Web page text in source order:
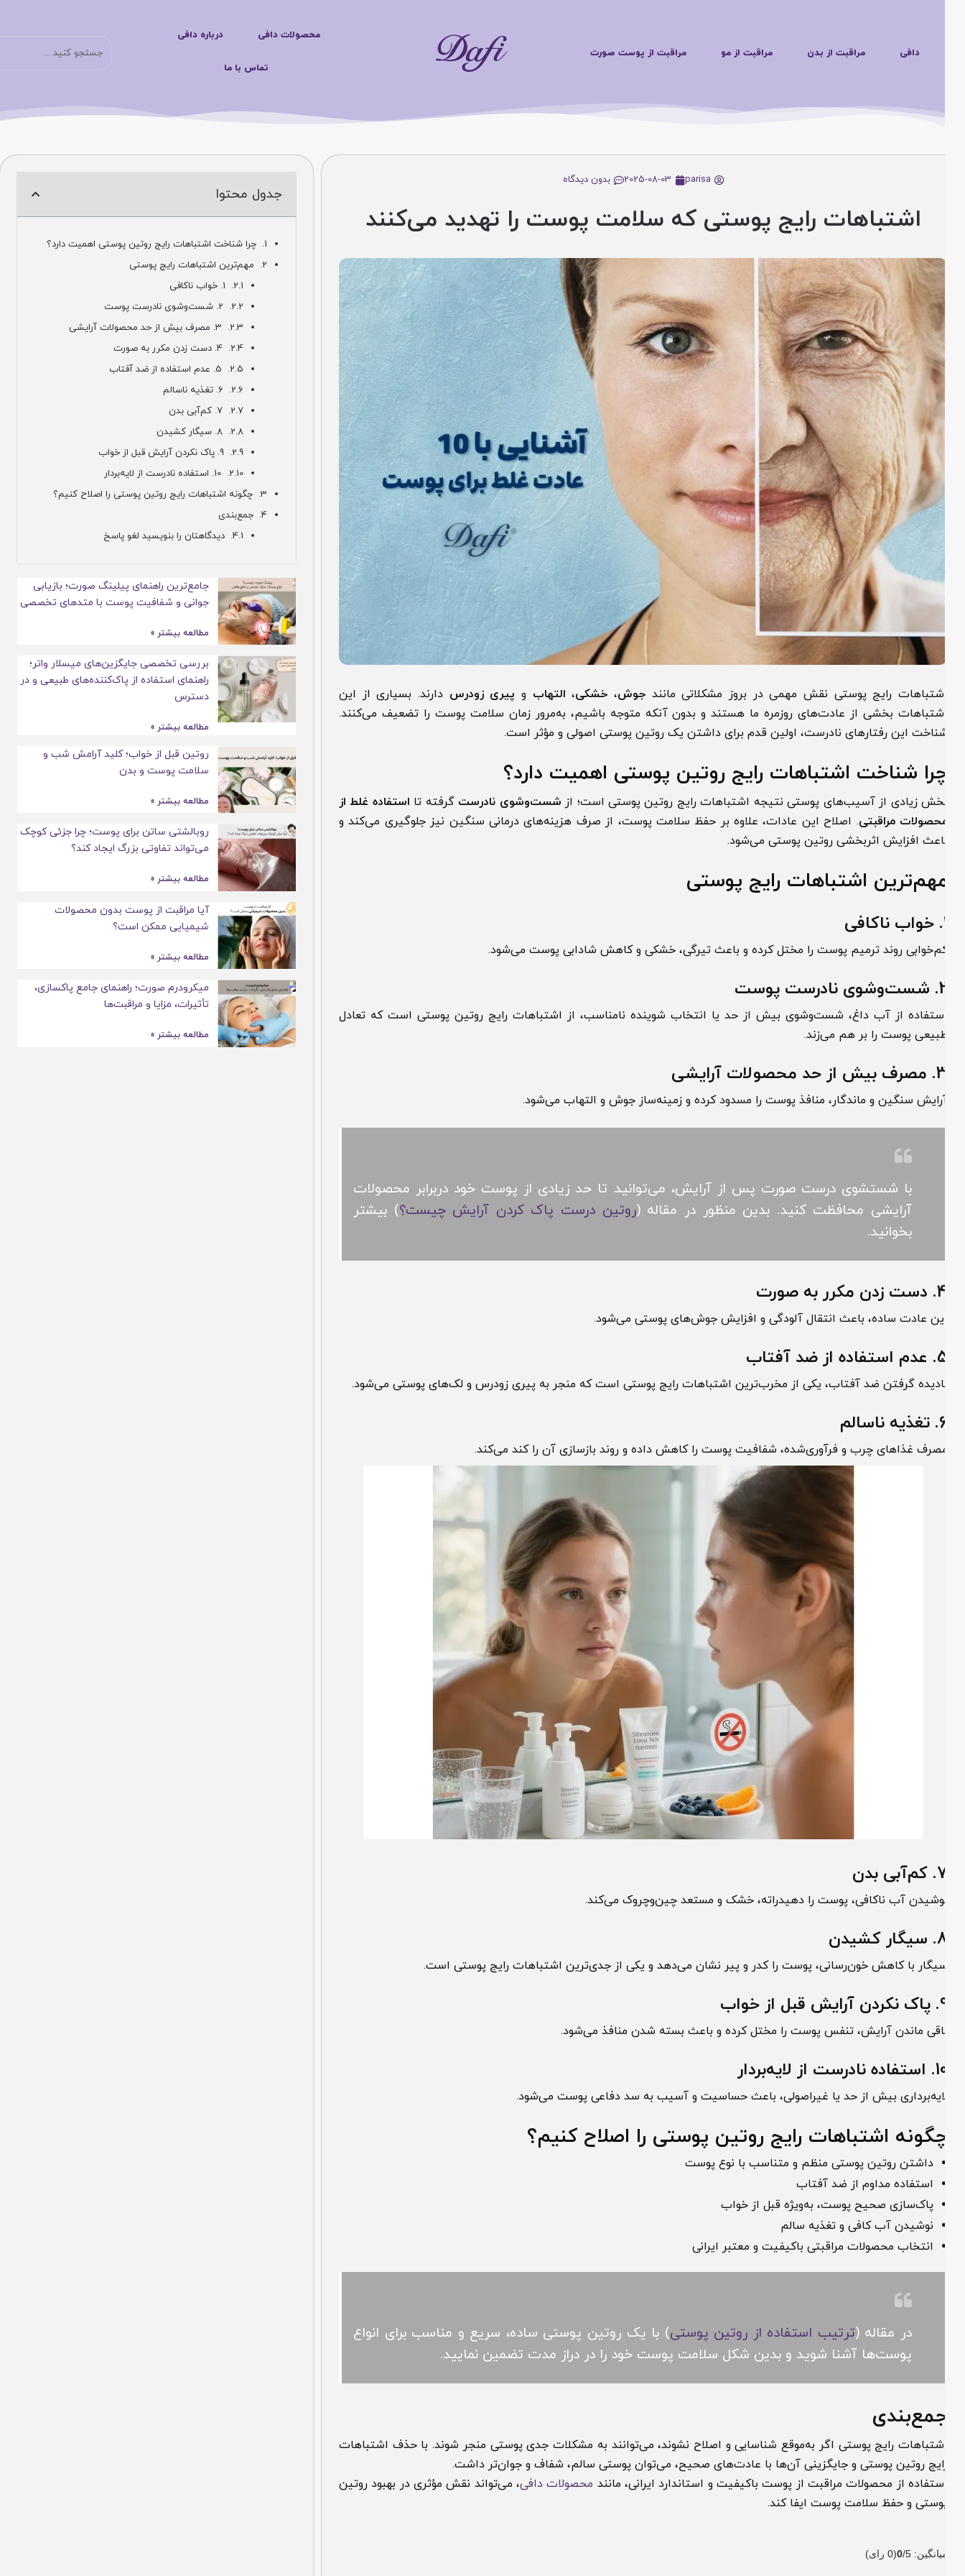
دافی مراقبت از بدن مراقبت از مو مراقبت از پوست صورت
محصولات دافی درباره دافی
تماس با ما
parisa
2025-08-03 بدون دیدگاه
اشتباهات رایج پوستی که سلامت پوست را تهدید می‌کنند
رایج پوستی نقش مهمی در بروز مشکلاتی مانندجوش،خشکی،التهابوپیری زودرسدارند. بسیاری از این
بخشی از عادت‌های روزمره ما هستند و بدون آنکه متوجه باشیم، به‌مرور زمان سلامت پوست را تضعیف می‌کنند.
این رفتارهای نادرست، اولین قدم برای داشتن یک روتین پوستی اصولی و مؤثر است.
شناخت اشتباهات رایج روتین پوستی اهمیت دارد؟
زیادی از آسیب‌های پوستی نتیجه اشتباهات رایج روتین پوستی است؛ ازشست‌وشوی نادرستگرفته تااستفاده غلط از
مراقبتی. اصلاح این عادات، علاوه بر حفظ سلامت پوست، از صرف هزینه‌های درمانی سنگین نیز جلوگیری می‌کند و
افزایش اثربخشی روتین پوستی می‌شود.
اشتباهات رایج پوستی
روند ترمیم پوست را مختل کرده و باعث تیرگی، خشکی و کاهش شادابی پوست می‌شود.
از آب داغ، شست‌وشوی بیش از حد یا انتخاب شوینده نامناسب، از اشتباهات رایج روتین پوستی است که تعادل
پوست را بر هم می‌زند.
سنگین و ماندگار، منافذ پوست را مسدود کرده و زمینه‌ساز جوش و التهاب می‌شود.
با شستشوی درست صورت پس از آرایش، می‌توانید تا حد زیادی از پوست خود دربرابر محصولات
آرایشی محافظت کنید. بدین منظور در مقاله (روتین درست پاک کردن آرایش چیست؟) بیشتر
بخوانید.
عادت ساده، باعث انتقال آلودگی و افزایش جوش‌های پوستی می‌شود.
گرفتن ضد آفتاب، یکی از مخرب‌ترین اشتباهات رایج پوستی است که منجر به پیری زودرس و لک‌های پوستی می‌شود.
غذاهای چرب و فرآوری‌شده، شفافیت پوست را کاهش داده و روند بازسازی آن را کند می‌کند.
آب ناکافی، پوست را دهیدراته، خشک و مستعد چین‌وچروک می‌کند.
با کاهش خون‌رسانی، پوست را کدر و پیر نشان می‌دهد و یکی از جدی‌ترین اشتباهات رایج پوستی است.
ماندن آرایش، تنفس پوست را مختل کرده و باعث بسته شدن منافذ می‌شود.
بیش از حد یا غیراصولی، باعث حساسیت و آسیب به سد دفاعی پوست می‌شود.
اشتباهات رایج روتین پوستی را اصلاح کنیم؟
داشتن روتین پوستی منظم و متناسب با نوع پوست
استفاده مداوم از ضد آفتاب
پاک‌سازی صحیح پوست، به‌ویژه قبل از خواب
نوشیدن آب کافی و تغذیه سالم
انتخاب محصولات مراقبتی باکیفیت و معتبر ایرانی
در مقاله (ترتیب استفاده از روتین پوستی) با یک روتین پوستی ساده، سریع و مناسب برای انواع
پوست‌ها آشنا شوید و بدین شکل سلامت پوست خود را در دراز مدت تضمین نمایید.
رایج پوستی اگر به‌موقع شناسایی و اصلاح نشوند، می‌توانند به مشکلات جدی پوستی منجر شوند. با حذف اشتباهات
روتین پوستی و جایگزینی آن‌ها با عادت‌های صحیح، می‌توان پوستی سالم، شفاف و جوان‌تر داشت.
از محصولات مراقبت از پوست باکیفیت و استاندارد ایرانی، مانندمحصولات دافی، می‌تواند نقش مؤثری در بهبود روتین
و حفظ سلامت پوست ایفا کند.
0/5
(
0رای)
جدول محتوا
چرا شناخت اشتباهات رایج روتین پوستی اهمیت دارد؟
مهم‌ترین اشتباهات رایج پوستی
2. شست‌وشوی نادرست پوست
3. مصرف بیش از حد محصولات آرایشی
4. دست زدن مکرر به صورت
5. عدم استفاده از ضد آفتاب
6. تغذیه ناسالم
7. کم‌آبی بدن
8. سیگار کشیدن
9. پاک نکردن آرایش قبل از خواب
10. استفاده نادرست از لایه‌بردار
چگونه اشتباهات رایج روتین پوستی را اصلاح کنیم؟
جمع‌بندی
دیدگاهتان را بنویسید لغو پاسخ
جامع‌ترین راهنمای پیلینگ صورت؛ بازیابی
جوانی و شفافیت پوست با متدهای تخصصی
مطالعه بیشتر »
بررسی تخصصی جایگزین‌های میسلار واتر؛
راهنمای استفاده از پاک‌کننده‌های طبیعی و در
دسترس
مطالعه بیشتر »
روتین قبل از خواب؛ کلید آرامش شب و
سلامت پوست و بدن
مطالعه بیشتر »
روبالشتی ساتن برای پوست؛ چرا جزئی کوچک
می‌تواند تفاوتی بزرگ ایجاد کند؟
مطالعه بیشتر »
آیا مراقبت از پوست بدون محصولات
شیمیایی ممکن است؟
مطالعه بیشتر »
میکرودرم صورت؛ راهنمای جامع پاکسازی،
تأثیرات، مزایا و مراقبت‌ها
مطالعه بیشتر »